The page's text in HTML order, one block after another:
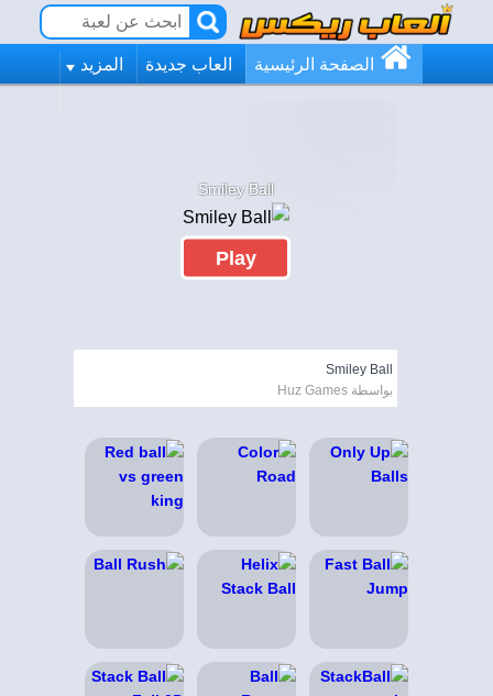
الصفحة الرئيسية العاب جديدة المزيد
Smiley Ball
Play
Smiley Ball
بواسطة Huz Games